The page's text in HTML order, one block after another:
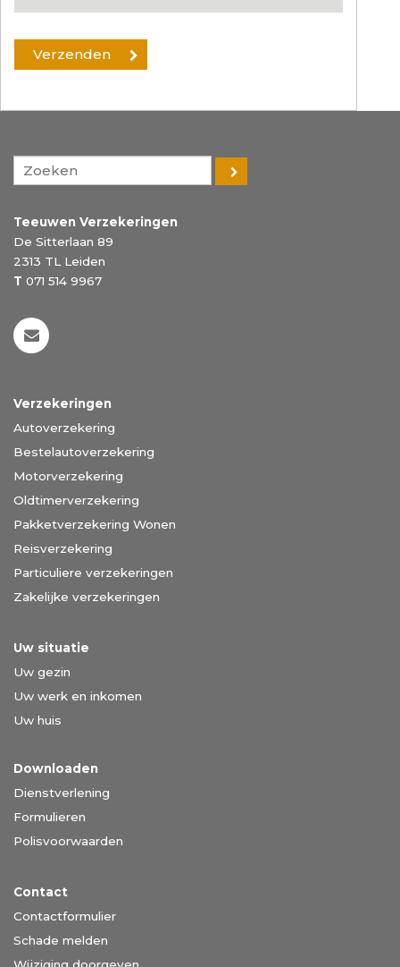
Teeuwen Verzekeringen
De Sitterlaan 89
2313 TL Leiden
T 071 514 9967
Verzekeringen
Autoverzekering
Bestelautoverzekering
Motorverzekering
Oldtimerverzekering
Pakketverzekering Wonen
Reisverzekering
Particuliere verzekeringen
Zakelijke verzekeringen
Uw situatie
Uw gezin
Uw werk en inkomen
Uw huis
Downloaden
Dienstverlening
Formulieren
Polisvoorwaarden
Contact
Contactformulier
Schade melden